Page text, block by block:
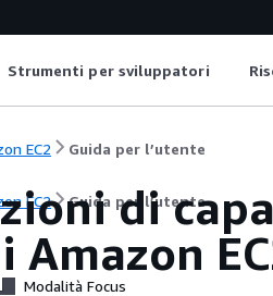
Strumenti per sviluppatori
EC2 Guida per l’utente
EC2 Guida per l’utente
di
Modalità Focus